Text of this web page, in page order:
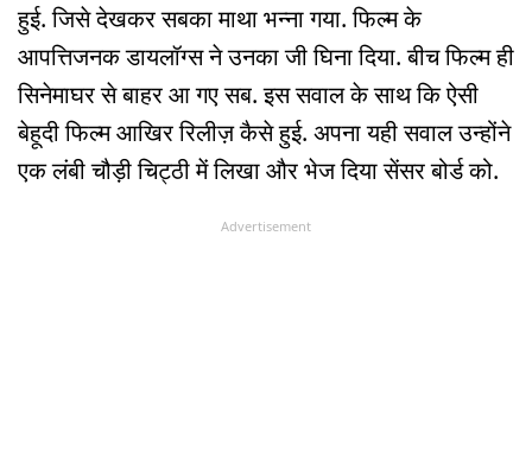
हुई. जिसे देखकर सबका माथा भन्ना गया. फिल्म के
आपत्तिजनक डायलॉग्स ने उनका जी घिना दिया. बीच फिल्म ही
सिनेमाघर से बाहर आ गए सब. इस सवाल के साथ कि ऐसी
बेहूदी फिल्म आखिर रिलीज़ कैसे हुई. अपना यही सवाल उन्होंने
एक लंबी चौड़ी चिट्ठी में लिखा और भेज दिया सेंसर बोर्ड को.
Advertisement